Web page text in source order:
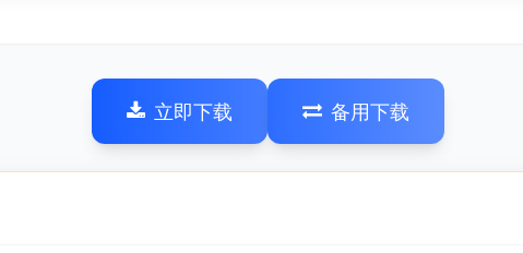
立即下载 备用下载